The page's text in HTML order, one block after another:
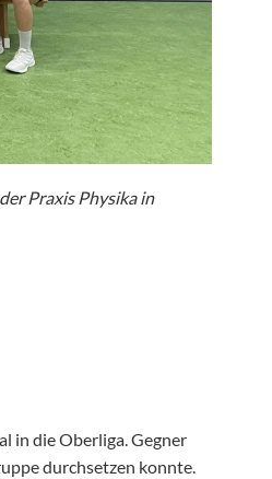
Praxis Physika in
in die Oberliga. Gegner
durchsetzen konnte.